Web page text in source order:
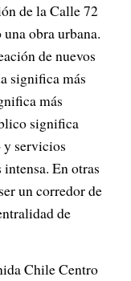
de la Calle 72
obra urbana.
de nuevos
significa más
más
significa
y servicios
En otras
un corredor de
de
Chile Centro